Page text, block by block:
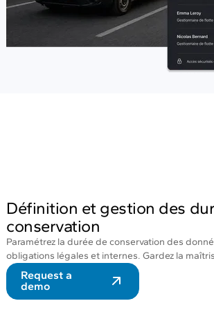
Définition et gestion des
conservation
Paramétrez la durée de conservation des
obligations légales et internes. Gardez la
Request a
demo